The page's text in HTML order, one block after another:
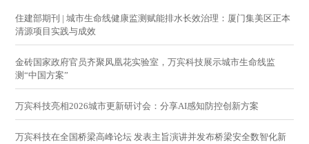
住建部期刊 | 城市生命线健康监测赋能排水长效治理：厦门集美区正本
清源项目实践与成效
金砖国家政府官员齐聚凤凰花实验室，万宾科技展示城市生命线监
测“中国方案”
万宾科技亮相2026城市更新研讨会：分享AI感知防控创新方案
万宾科技在全国桥梁高峰论坛 发表主旨演讲并发布桥梁安全数智化新